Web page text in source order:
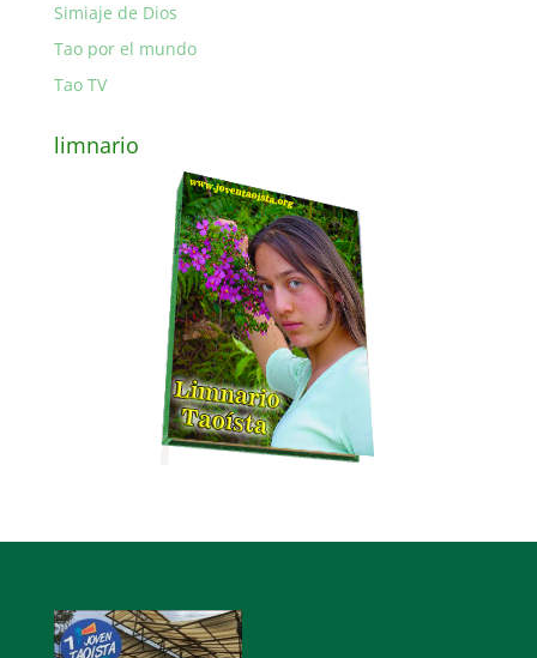
Simiaje de Dios
Tao por el mundo
Tao TV
limnario
Reproductor
de